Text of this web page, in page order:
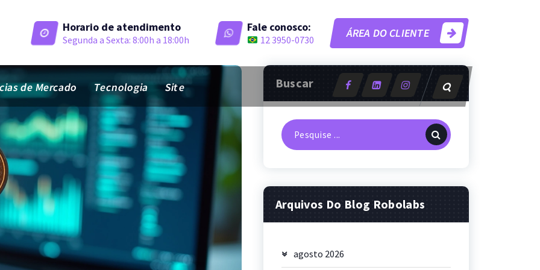
Horario de atendimento
Segunda a Sexta: 8:00h a 18:00h
Fale conosco:
12 3950-0730 ÁREA DO CLIENTE
de Mercado Tecnologia Site Buscar
Pesquisa
por:
Arquivos Do Blog Robolabs
agosto 2026